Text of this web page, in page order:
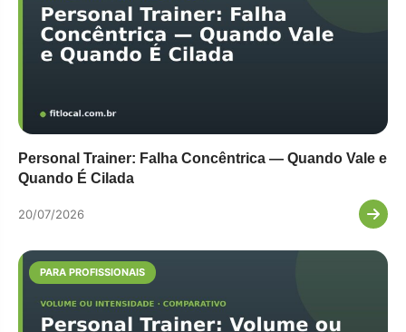
Personal Trainer: Falha Concêntrica — Quando Vale e
Quando É Cilada
20/07/2026
PARA PROFISSIONAIS